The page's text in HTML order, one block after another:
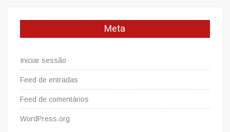
Meta
Iniciar sessão
Feed de entradas
Feed de comentários
WordPress.org